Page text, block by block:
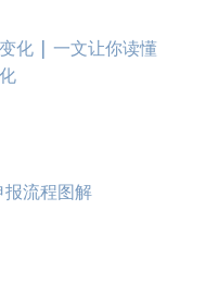
化 | 一文让你读懂
报流程图解